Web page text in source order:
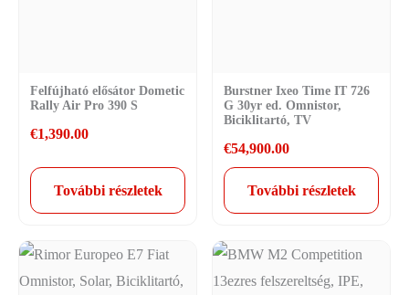
Felfújható elősátor Dometic
Rally Air Pro 390 S
€1,390.00
További részletek
Burstner Ixeo Time IT 726
G 30yr ed. Omnistor,
Biciklitartó, TV
€54,900.00
További részletek